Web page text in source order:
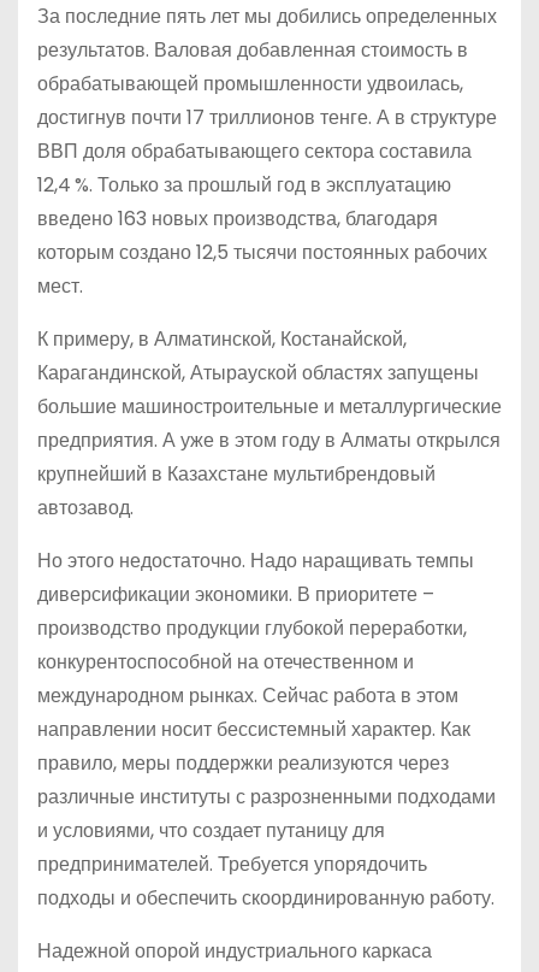
За последние пять лет мы добились определенных
результатов. Валовая добавленная стоимость в
обрабатывающей промышленности удвоилась,
достигнув почти 17 триллионов тенге. А в структуре
ВВП доля обрабатывающего сектора составила
12,4 %. Только за прошлый год в эксплуатацию
введено 163 новых производства, благодаря
которым создано 12,5 тысячи постоянных рабочих
мест.
К примеру, в Алматинской, Костанайской,
Карагандинской, Атырауской областях запущены
большие машиностроительные и металлургические
предприятия. А уже в этом году в Алматы открылся
крупнейший в Казахстане мультибрендовый
автозавод.
Но этого недостаточно. Надо наращивать темпы
диверсификации экономики. В приоритете –
производство продукции глубокой переработки,
конкурентоспособной на отечественном и
международном рынках. Сейчас работа в этом
направлении носит бессистемный характер. Как
правило, меры поддержки реализуются через
различные институты с разрозненными подходами
и условиями, что создает путаницу для
предпринимателей. Требуется упорядочить
подходы и обеспечить скоординированную работу.
Надежной опорой индустриального каркаса